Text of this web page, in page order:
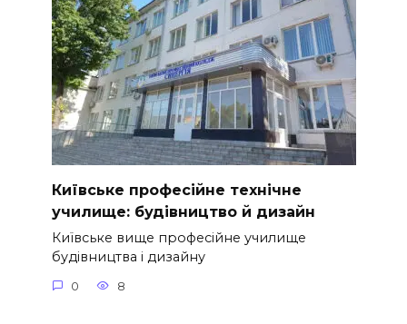
Київське професійне технічне
училище: будівництво й дизайн
Київське вище професійне училище
будівництва і дизайну
0 8